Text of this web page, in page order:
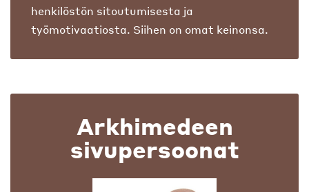
henkilöstön sitoutumisesta ja
työmotivaatiosta. Siihen on omat keinonsa.
Arkhimedeen
sivupersoonat